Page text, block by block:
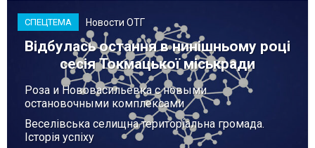
СПЕЦТЕМА Новости ОТГ
Відбулась остання в нинішньому році
сесія Токмацької міськради
Роза и Нововасильевка с новыми
остановочными комплексами
Веселівська селищна територіальна громада.
Історія успіху